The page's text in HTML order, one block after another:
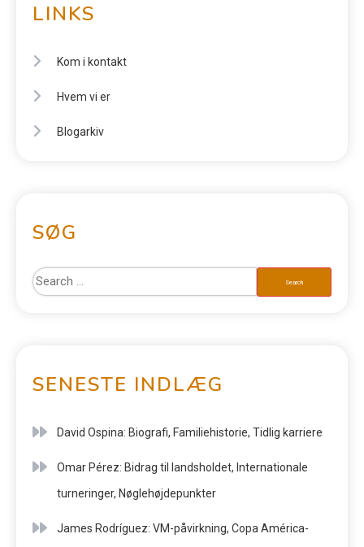
LINKS
Kom i kontakt
Hvem vi er
Blogarkiv
SØG
SENESTE INDLÆG
David Ospina: Biografi, Familiehistorie, Tidlig karriere
Omar Pérez: Bidrag til landsholdet, Internationale
turneringer, Nøglehøjdepunkter
James Rodríguez: VM-påvirkning, Copa América-